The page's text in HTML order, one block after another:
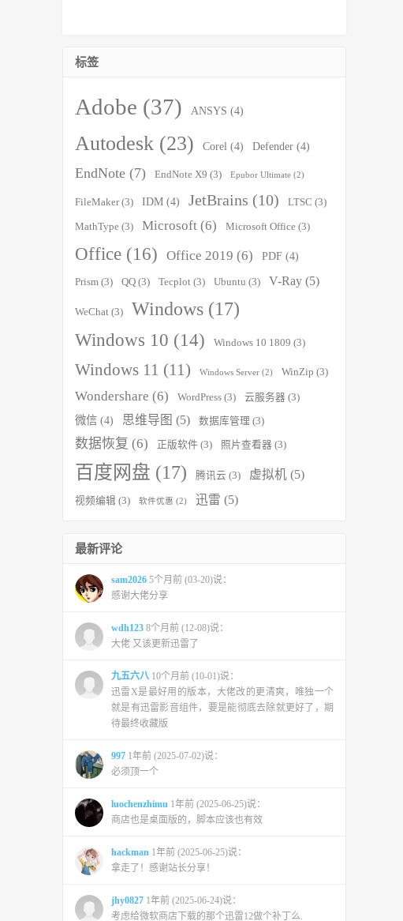
标签
Adobe (37) ANSYS (4)
Autodesk (23) Corel (4) Defender (4)
EndNote (7) EndNote X9 (3) Epubor Ultimate (2)
FileMaker(3) IDM (4) JetBrains (10) LTSC (3)
MathType (3) Microsoft (6) Microsoft Office (3)
Office (16) Office 2019 (6) PDF (4)
Prism (3) QQ (3) Tecplot (3) Ubuntu (3) V-Ray (5)
WeChat (3) Windows (17)
Windows 10 (14) Windows 10 1809 (3)
Windows 11 (11) Windows Server (2) WinZip (3)
Wondershare (6) WordPress (3) 云服务器 (3)
微信 (4) 思维导图 (5) 数据库管理 (3)
数据恢复 (6) 正版软件 (3) 照片查看器 (3)
百度网盘 (17) 腾讯云 (3) 虚拟机 (5)
视频编辑 (3) 软件优惠 (2) 迅雷 (5)
最新评论
sam2026 5个月前 (03-20)说：
感谢大佬分享
wdh123 8个月前 (12-08)说：
大佬 又该更新迅雷了
九五六八 10个月前 (10-01)说：
迅雷X是最好用的版本，大佬改的更清爽，唯独一个
就是有迅雷影音组件，要是能彻底去除就更好了，期
待最终收藏版
997 1年前 (2025-07-02)说：
必须顶一个
luochenzhimu 1年前 (2025-06-25)说：
商店也是桌面版的，脚本应该也有效
hackman 1年前 (2025-06-25)说：
拿走了！感谢站长分享！
jhy0827 1年前 (2025-06-24)说：
考虑给微软商店下载的那个迅雷12做个补丁么.